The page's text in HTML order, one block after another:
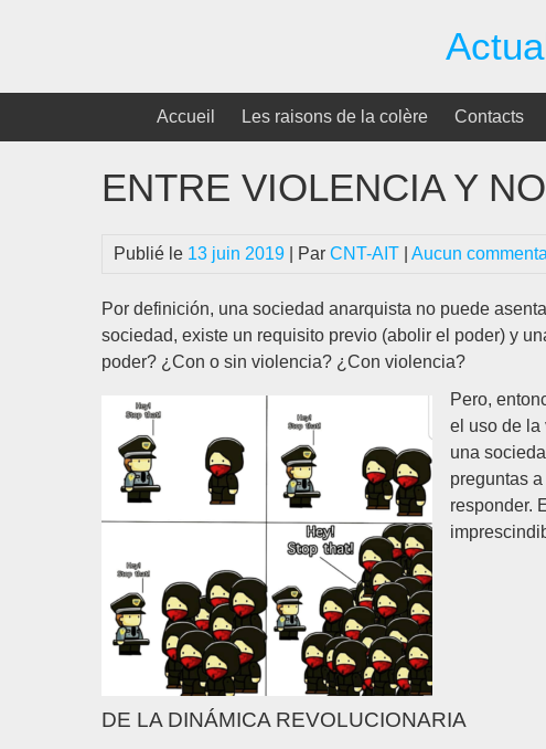
Accueil Les raisons de la colère Contacts
ENTRE VIOLENCIA Y
Publié le 13 juin 2019 | Par CNT-AIT Aucun
Por definición, una sociedad anarquista no puede
sociedad, existe un requisito previo (abolir el poder) y
poder? ¿Con o sin violencia? ¿Con violencia?
Pero,
el uso de la
una
preguntas
responder.
DE LA DINÁMICA REVOLUCIONARIA